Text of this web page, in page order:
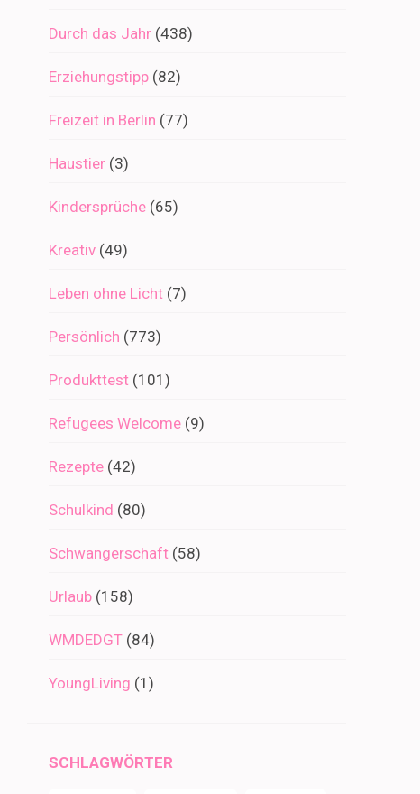
Durch das Jahr (438)
Erziehungstipp (82)
Freizeit in Berlin (77)
Haustier (3)
Kindersprüche (65)
Kreativ (49)
Leben ohne Licht (7)
Persönlich (773)
Produkttest (101)
Refugees Welcome (9)
Rezepte (42)
Schulkind (80)
Schwangerschaft (58)
Urlaub (158)
WMDEDGT (84)
YoungLiving (1)
SCHLAGWÖRTER